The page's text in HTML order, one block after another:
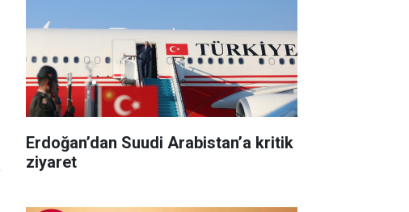
Erdoğan’dan Suudi Arabistan’a kritik
ziyaret